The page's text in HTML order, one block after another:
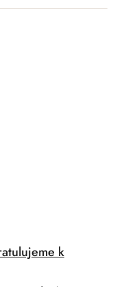
k